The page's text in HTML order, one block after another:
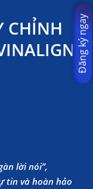
CHỈNH
lời nói”,
tin và hoàn hảo
Đăng ký ngay